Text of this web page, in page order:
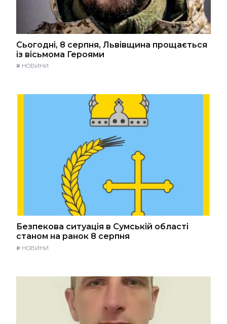
Сьогодні, 8 серпня, Львівщина прощається
із вісьмома Героями
# НОВИНИ
Безпекова ситуація в Сумській області
станом на ранок 8 серпня
# НОВИНИ